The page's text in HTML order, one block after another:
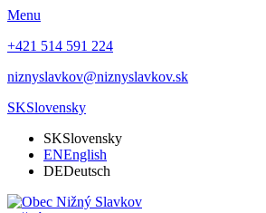
Menu
+421 514 591 224
niznyslavkov@niznyslavkov.sk
SKSlovensky
SKSlovensky
ENEnglish
DEDeutsch